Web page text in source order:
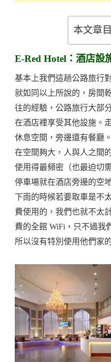
本文章
E-Red Hotel：酒店設
基本上我們這趟公路旅行
就如同以上所說的，房間
往的經驗，公路旅行大部
在酒店裡享受其他設施。
休息空間，旁邊還有餐廳
在空間夠大，人與人之間
使用得最頻密（也最迫切
停車場就在酒店旁邊的
下雨的時候若要取車是不
費使用的，我們也就不太
費的全館 WiFi，只不過我
所以沒有特別使用他們家